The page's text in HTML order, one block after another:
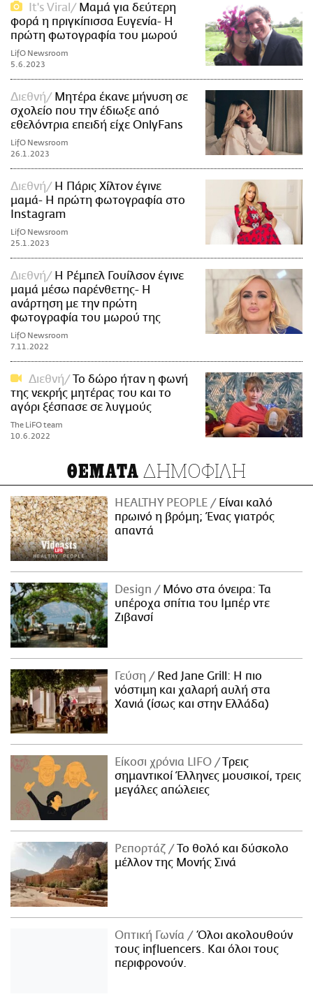
It's Viral
Μαμά για δεύτερη
φορά η πριγκίπισσα Ευγενία- Η
πρώτη φωτογραφία του μωρού
LifO Newsroom
5.6.2023
Διεθνή
Μητέρα έκανε μήνυση σε
σχολείο που την έδιωξε από
εθελόντρια επειδή είχε OnlyFans
LifO Newsroom
26.1.2023
Διεθνή
Η Πάρις Χίλτον έγινε
μαμά- Η πρώτη φωτογραφία στο
Instagram
LifO Newsroom
25.1.2023
Διεθνή
Η Ρέμπελ Γουίλσον έγινε
μαμά μέσω παρένθετης- Η
ανάρτηση με την πρώτη
φωτογραφία του μωρού της
LifO Newsroom
7.11.2022
Διεθνή
Το δώρο ήταν η φωνή
της νεκρής μητέρας του και το
αγόρι ξέσπασε σε λυγμούς
The LiFO team
10.6.2022
ΘΕΜΑΤΑ ΔΗΜΟΦΙΛΗ
HEALTHY PEOPLE
Είναι καλό
πρωινό η βρόμη; Ένας γιατρός
απαντά
Design
Μόνο στα όνειρα: Τα
υπέροχα σπίτια του Ιμπέρ ντε
Ζιβανσί
Γεύση
Red Jane Grill: Η πιο
νόστιμη και χαλαρή αυλή στα
Χανιά (ίσως και στην Ελλάδα)
Είκοσι χρόνια LIFO
Tρεις
σημαντικοί Έλληνες μουσικοί, τρεις
μεγάλες απώλειες
Ρεπορτάζ
Το θολό και δύσκολο
μέλλον της Μονής Σινά
Οπτική Γωνία
Όλοι ακολουθούν
τους influencers. Και όλοι τους
περιφρονούν.